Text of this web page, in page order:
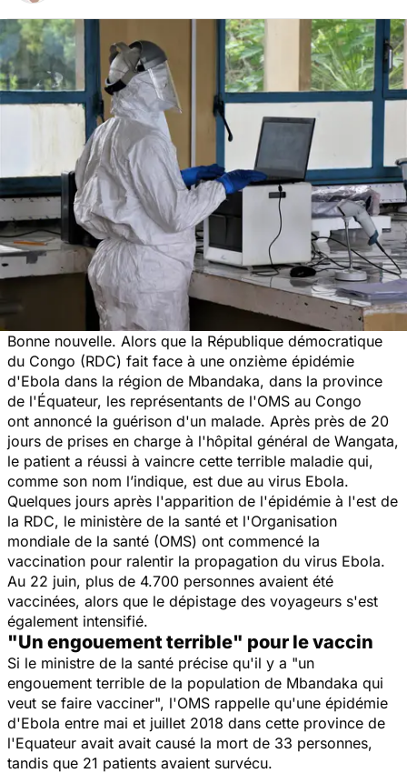
Bonne nouvelle. Alors que la République démocratique
du Congo (RDC) fait face à une onzième épidémie
d'Ebola dans la région de Mbandaka, dans la province
de l'Équateur, les représentants de l'OMS au Congo
ont annoncé la guérison d'un malade. Après près de 20
jours de prises en charge à l'hôpital général de Wangata,
le patient a réussi à vaincre cette terrible maladie qui,
comme son nom l’indique, est due au virus Ebola.
Quelques jours après l'apparition de l'épidémie à l'est de
la RDC, le ministère de la santé et l'Organisation
mondiale de la santé (OMS) ont commencé la
vaccination pour ralentir la propagation du virus Ebola.
Au 22 juin, plus de 4.700 personnes avaient été
vaccinées, alors que le dépistage des voyageurs s'est
également intensifié.
"Un engouement terrible" pour le vaccin
Si le ministre de la santé précise qu'il y a "un
engouement terrible de la population de Mbandaka qui
veut se faire vacciner", l'OMS rappelle qu'une épidémie
d'Ebola entre mai et juillet 2018 dans cette province de
l'Equateur avait avait causé la mort de 33 personnes,
tandis que 21 patients avaient survécu.